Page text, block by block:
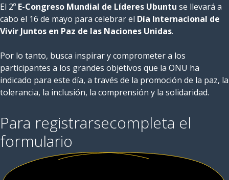
El 2º E-Congreso Mundial de Líderes Ubuntu se llevará a
cabo el 16 de mayo para celebrar el Día Internacional de
Vivir Juntos en Paz de las Naciones Unidas.
Por lo tanto, busca inspirar y comprometer a los
participantes a los grandes objetivos que la ONU ha
indicado para este día, a través de la promoción de la paz, la
tolerancia, la inclusión, la comprensión y la solidaridad.
Para registrarsecompleta el
formulario